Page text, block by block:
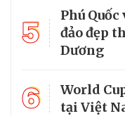
5
Phú
đảo đẹp
Dương
6
World
tại Việt